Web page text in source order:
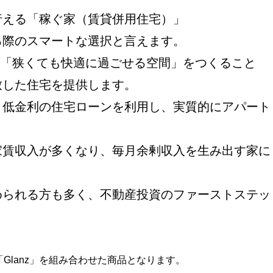
る「稼ぐ家（賃貸併用住宅）」
のスマートな選択と言えます。
狭くても快適に過ごせる空間」をつくること
た住宅を提供します。
金利の住宅ローンを利用し、実質的にアパート
収入が多くなり、毎月余剰収入を生み出す家に
れる方も多く、不動産投資のファーストステッ
」を組み合わせた商品となります。